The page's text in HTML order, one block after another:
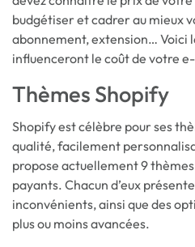
budgétiser et cadrer au mieux
abonnement, extension… Voici
influenceront le coût de votre
Thèmes Shopify
Shopify est célèbre pour ses
qualité, facilement
propose actuellement 9
payants. Chacun d’eux
inconvénients, ainsi que des
plus ou moins avancées.